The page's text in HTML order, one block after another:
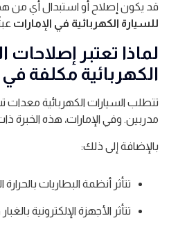
قد يكون إصلاح أو استبدال أي من
للسيارة الكهربائية في الإمارات
لماذا تعتبر إصلاحات
الكهربائية مكلفة في
تتطلب السيارات الكهربائية
مدربين. وفي الإمارات، هذه الخبرة
بالإضافة إلى ذلك:
تتأثر أنظمة البطاريات
تتأثر الأجهزة الإلكترونية